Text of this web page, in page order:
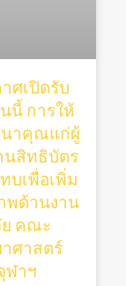
ศเปิดรับ
นี้ การให้
นาคุณแก่ผู้
นสิทธิบัตร
บเพื่อเพิ่ม
พด้านงาน
คณะ
ศาสตร์
ฬาฯ